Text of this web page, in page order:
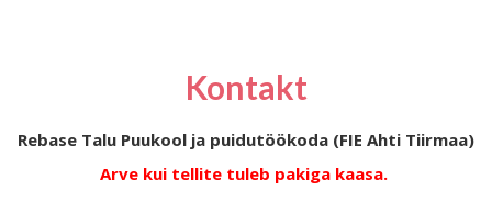
Kontakt
Rebase Talu Puukool ja puidutöökoda (FIE Ahti Tiirmaa)
Arve kui tellite tuleb pakiga kaasa.